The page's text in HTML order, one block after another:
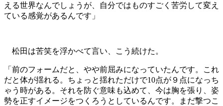
える世界なんでしょうが、自分ではものすごく苦労して変え
ている感覚があるんです」
松田は苦笑を浮かべて言い、こう続けた。
「前のフォームだと、やや前屈みになっていたんです。これ
だと体が揺れる。ちょっと揺れただけで10点が９点になっち
ゃう時がある。それを防ぐ意味も込めて、今は胸を張り、姿
勢を正すイメージをつくろうとしているんです。まだ撃つこ